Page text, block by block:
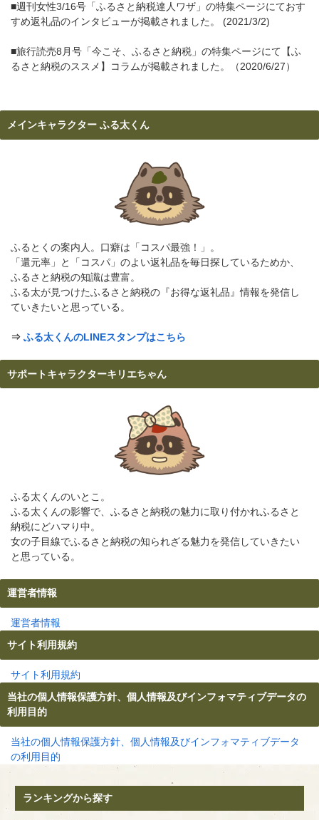
■週刊女性3/16号「ふるさと納税達人ワザ」の特集ページにておす
すめ返礼品のインタビューが掲載されました。 (2021/3/2)
■旅行読売8月号「今こそ、ふるさと納税」の特集ページにて【ふ
るさと納税のススメ】コラムが掲載されました。（2020/6/27）
メインキャラクター ふる太くん
ふるとくの案内人。口癖は「コスパ最強！」。
「還元率」と「コスパ」のよい返礼品を毎日探しているためか、
ふるさと納税の知識は豊富。
ふる太が見つけたふるさと納税の『お得な返礼品』情報を発信し
ていきたいと思っている。
⇒ ふる太くんのLINEスタンプはこちら
サポートキャラクターキリエちゃん
ふる太くんのいとこ。
ふる太くんの影響で、ふるさと納税の魅力に取り付かれふるさと
納税にどハマり中。
女の子目線でふるさと納税の知られざる魅力を発信していきたい
と思っている。
運営者情報
運営者情報
サイト利用規約
サイト利用規約
当社の個人情報保護方針、個人情報及びインフォマティブデータの
利用目的
当社の個人情報保護方針、個人情報及びインフォマティブデータ
の利用目的
ランキングから探す